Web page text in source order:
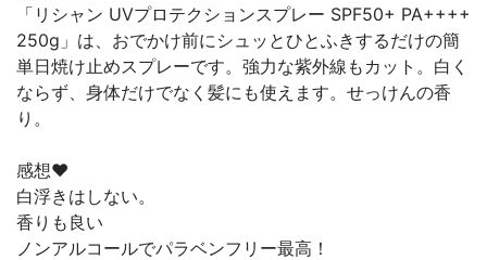
「リシャン UVプロテクションスプレー SPF50+ PA++++
250g」は、おでかけ前にシュッとひとふきするだけの簡
単日焼け止めスプレーです。強力な紫外線もカット。白く
ならず、身体だけでなく髪にも使えます。せっけんの香
り。
感想❤︎
白浮きはしない。
香りも良い
ノンアルコールでパラベンフリー最高！